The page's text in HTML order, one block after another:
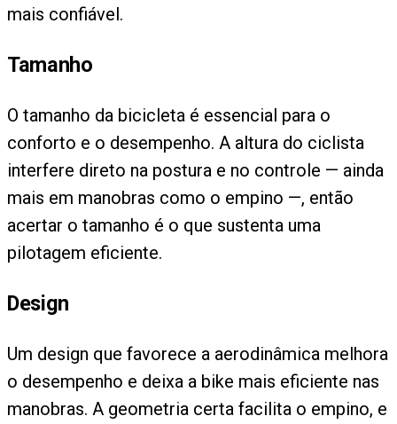
mais confiável.
Tamanho
O tamanho da bicicleta é essencial para o
conforto e o desempenho. A altura do ciclista
interfere direto na postura e no controle — ainda
mais em manobras como o empino —, então
acertar o tamanho é o que sustenta uma
pilotagem eficiente.
Design
Um design que favorece a aerodinâmica melhora
o desempenho e deixa a bike mais eficiente nas
manobras. A geometria certa facilita o empino, e